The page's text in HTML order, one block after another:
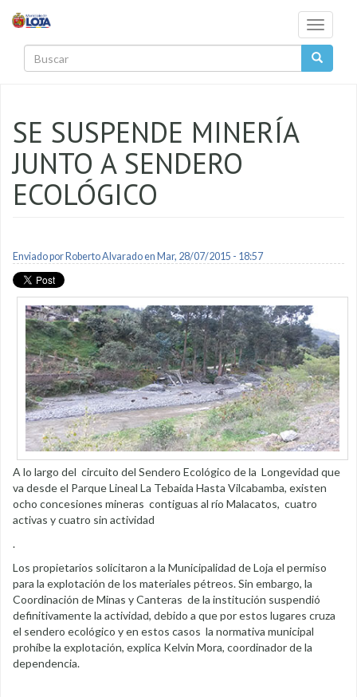
Toggle
SE SUSPENDE MINERÍA
JUNTO A SENDERO
ECOLÓGICO
Enviado por Roberto Alvaradoen Mar, 28/07/2015 - 18:57
A lo largo del circuito del Sendero Ecológico de la Longevidad que
va desde el Parque Lineal La Tebaida Hasta Vilcabamba, existen
ocho concesiones mineras contiguas al río Malacatos, cuatro
activas y cuatro sin actividad
.
Los propietarios solicitaron a la Municipalidad de Loja el permiso
para la explotación de los materiales pétreos. Sin embargo, la
Coordinación de Minas y Canteras de la institución suspendió
definitivamente la actividad, debido a que por estos lugares cruza
el sendero ecológico y en estos casos la normativa municipal
prohíbe la explotación, explica Kelvin Mora, coordinador de la
dependencia.